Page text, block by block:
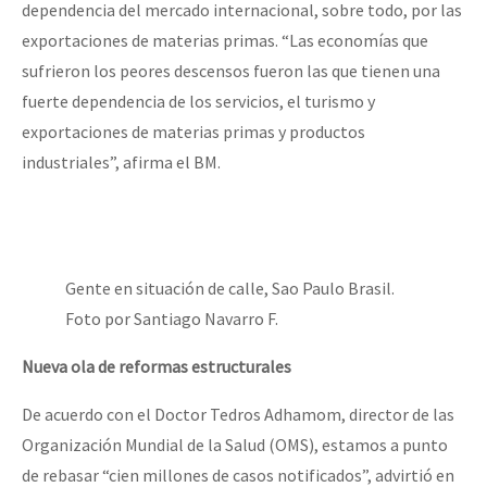
dependencia del mercado internacional, sobre todo, por las
exportaciones de materias primas. “Las economías que
sufrieron los peores descensos fueron las que tienen una
fuerte dependencia de los servicios, el turismo y
exportaciones de materias primas y productos
industriales”, afirma el BM.
Gente en situación de calle, Sao Paulo Brasil.
Foto por Santiago Navarro F.
Nueva ola de reformas estructurales
De acuerdo con el Doctor Tedros Adhamom, director de las
Organización Mundial de la Salud (OMS), estamos a punto
de rebasar “cien millones de casos notificados”, advirtió en